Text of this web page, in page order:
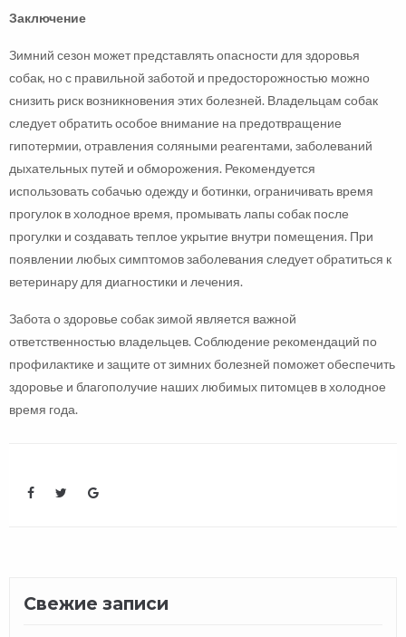
Заключение
Зимний сезон может представлять опасности для здоровья
собак, но с правильной заботой и предосторожностью можно
снизить риск возникновения этих болезней. Владельцам собак
следует обратить особое внимание на предотвращение
гипотермии, отравления соляными реагентами, заболеваний
дыхательных путей и обморожения. Рекомендуется
использовать собачью одежду и ботинки, ограничивать время
прогулок в холодное время, промывать лапы собак после
прогулки и создавать теплое укрытие внутри помещения. При
появлении любых симптомов заболевания следует обратиться к
ветеринару для диагностики и лечения.
Забота о здоровье собак зимой является важной
ответственностью владельцев. Соблюдение рекомендаций по
профилактике и защите от зимних болезней поможет обеспечить
здоровье и благополучие наших любимых питомцев в холодное
время года.
Свежие записи